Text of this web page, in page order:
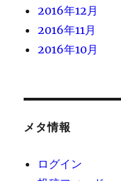
2016年12月
2016年11月
2016年10月
メタ情報
ログイン